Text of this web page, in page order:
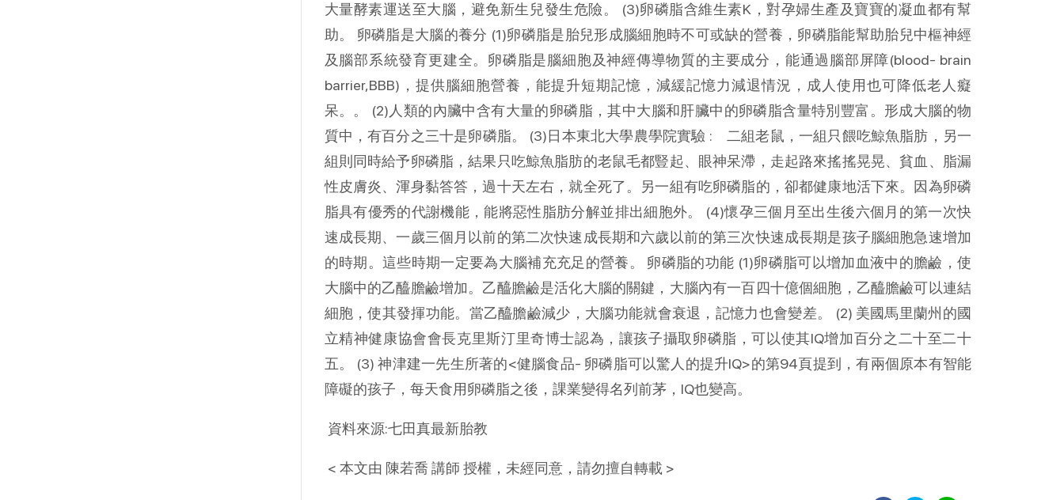
大量酵素運送至大腦，避免新生兒發生危險。 (3)卵磷脂含維生素K，對孕婦生產及寶寶的凝血都有幫
助。 卵磷脂是大腦的養分 (1)卵磷脂是胎兒形成腦細胞時不可或缺的營養，卵磷脂能幫助胎兒中樞神經
及腦部系統發育更建全。卵磷脂是腦細胞及神經傳導物質的主要成分，能通過腦部屏障(blood- brain
barrier,BBB)，提供腦細胞營養，能提升短期記憶，減緩記憶力減退情況，成人使用也可降低老人癡
呆。。 (2)人類的內臟中含有大量的卵磷脂，其中大腦和肝臟中的卵磷脂含量特別豐富。形成大腦的物
質中，有百分之三十是卵磷脂。 (3)日本東北大學農學院實驗 : 二組老鼠，一組只餵吃鯨魚脂肪，另一
組則同時給予卵磷脂，結果只吃鯨魚脂肪的老鼠毛都豎起、眼神呆滯，走起路來搖搖晃晃、貧血、脂漏
性皮膚炎、渾身黏答答，過十天左右，就全死了。另一組有吃卵磷脂的，卻都健康地活下來。因為卵磷
脂具有優秀的代謝機能，能將惡性脂肪分解並排出細胞外。 (4)懷孕三個月至出生後六個月的第一次快
速成長期、一歲三個月以前的第二次快速成長期和六歲以前的第三次快速成長期是孩子腦細胞急速增加
的時期。這些時期一定要為大腦補充充足的營養。 卵磷脂的功能 (1)卵磷脂可以增加血液中的膽鹼，使
大腦中的乙醯膽鹼增加。乙醯膽鹼是活化大腦的關鍵，大腦內有一百四十億個細胞，乙醯膽鹼可以連結
細胞，使其發揮功能。當乙醯膽鹼減少，大腦功能就會衰退，記憶力也會變差。 (2) 美國馬里蘭州的國
立精神健康協會會長克里斯汀里奇博士認為，讓孩子攝取卵磷脂，可以使其IQ增加百分之二十至二十
五。 (3) 神津建一先生所著的<健腦食品- 卵磷脂可以驚人的提升IQ>的第94頁提到，有兩個原本有智能
障礙的孩子，每天食用卵磷脂之後，課業變得名列前茅，IQ也變高。
資料來源:七田真最新胎教
< 本文由 陳若喬 講師 授權，未經同意，請勿擅自轉載 >